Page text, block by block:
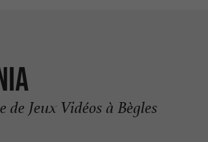
de Jeux Vidéos à Bègles